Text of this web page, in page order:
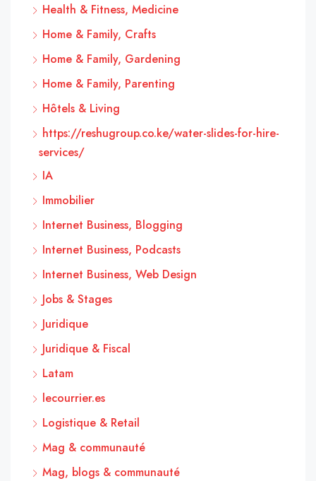
Health & Fitness, Medicine
Home & Family, Crafts
Home & Family, Gardening
Home & Family, Parenting
Hôtels & Living
https://reshugroup.co.ke/water-slides-for-hire-
services/
IA
Immobilier
Internet Business, Blogging
Internet Business, Podcasts
Internet Business, Web Design
Jobs & Stages
Juridique
Juridique & Fiscal
Latam
lecourrier.es
Logistique & Retail
Mag & communauté
Mag, blogs & communauté